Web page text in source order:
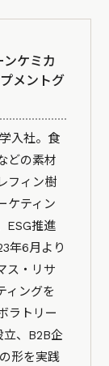
ケミカ
メントグ
入社。食
どの素材
フィン樹
ケティン
ESG推進
年6月より
ス・リサ
ィングを
ラトリー
立、B2B企
形を実践